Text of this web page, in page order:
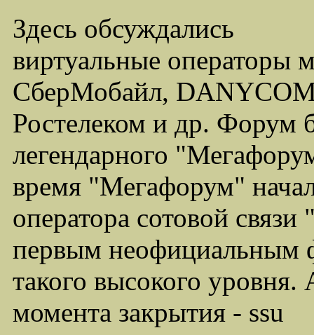
Здесь обсуждались
виртуальные операторы
СберМобайл,
Ростелеком и др. Форум
легендарного
время "Мегафорум"
оператора сотовой
первым неофициальным
такого высокого
момента закрытия - ssu